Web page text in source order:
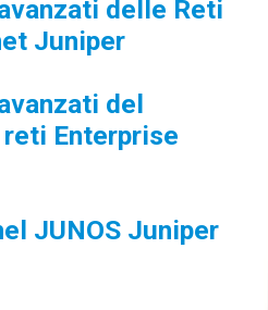
delle Reti
Juniper
del
Enterprise
JUNOS Juniper